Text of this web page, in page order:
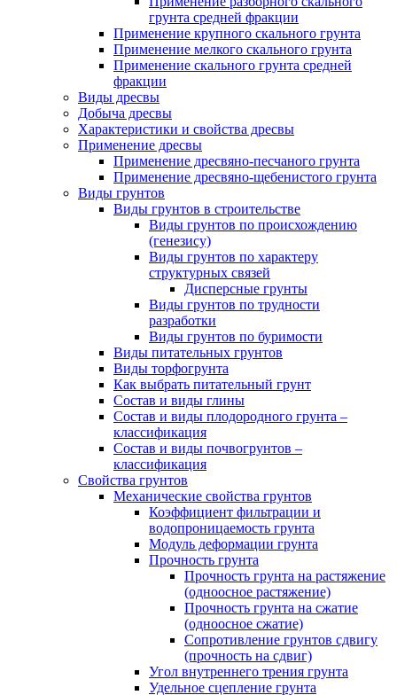
грунта средней фракции
Применение крупного скального грунта
Применение мелкого скального грунта
Применение скального грунта средней
фракции
Виды дресвы
Добыча дресвы
Характеристики и свойства дресвы
Применение дресвы
Применение дресвяно-песчаного грунта
Применение дресвяно-щебенистого грунта
Виды грунтов
Виды грунтов в строительстве
Виды грунтов по происхождению
(генезису)
Виды грунтов по характеру
структурных связей
Дисперсные грунты
Виды грунтов по трудности
разработки
Виды грунтов по буримости
Виды питательных грунтов
Виды торфогрунта
Как выбрать питательный грунт
Состав и виды глины
Состав и виды плодородного грунта –
классификация
Состав и виды почвогрунтов –
классификация
Свойства грунтов
Механические свойства грунтов
Коэффициент фильтрации и
водопроницаемость грунта
Модуль деформации грунта
Прочность грунта
Прочность грунта на растяжение
(одноосное растяжение)
Прочность грунта на сжатие
(одноосное сжатие)
Сопротивление грунтов сдвигу
(прочность на сдвиг)
Угол внутреннего трения грунта
Удельное сцепление грунта